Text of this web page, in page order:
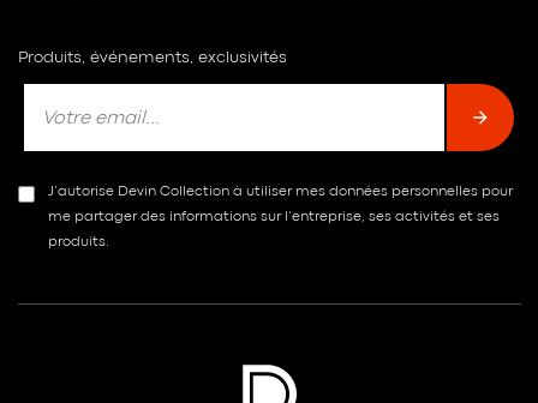
Produits, événements, exclusivités
J’autorise Devin Collection à utiliser mes données personnelles pour
me partager des informations sur l’entreprise, ses activités et ses
produits.